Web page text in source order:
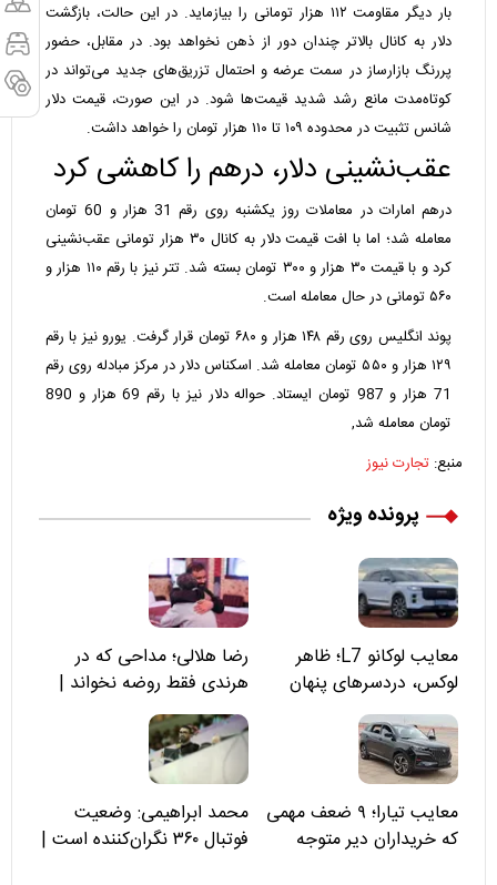
بار دیگر مقاومت ۱۱۲ هزار تومانی را بیازماید. در این حالت، بازگشت
دلار به کانال بالاتر چندان دور از ذهن نخواهد بود. در مقابل، حضور
پررنگ بازارساز در سمت عرضه و احتمال تزریق‌های جدید می‌تواند در
کوتاه‌مدت مانع رشد شدید قیمت‌ها شود. در این صورت، قیمت دلار
شانس تثبیت در محدوده ۱۰۹ تا ۱۱۰ هزار تومان را خواهد داشت.
عقب‌نشینی دلار، درهم را کاهشی کرد
درهم امارات
در معاملات روز یکشنبه روی رقم 31 هزار و 60 تومان
معامله شد؛ اما با افت قیمت دلار به کانال ۳۰ هزار تومانی عقب‌نشینی
کرد و با قیمت ۳۰ هزار و ۳۰۰ تومان بسته شد. تتر نیز با رقم ۱۱۰ هزار و
۵۶۰ تومانی در حال معامله است.
پوند انگلیس روی رقم ۱۴۸ هزار و ۶۸۰ تومان قرار گرفت. یورونیز با رقم
۱۲۹ هزار و ۵۵۰ تومان معامله شد. اسکناس دلار در مرکز مبادله روی رقم
71 هزار و 987 تومان ایستاد. حواله دلار نیز با رقم 69 هزار و 890
تومان معامله شد,
منبع: تجارت نیوز
پرونده ویژه
معایب لوکانو L7؛ ظاهر
لوکس، دردسرهای پنهان
رضا هلالی؛ مداحی که در
هرندی فقط روضه نخواند |
مسئولان «تکیه‌گاه آقا مرتضی
علی(ع)» را جدی‌تر ببینند
معایب تیارا؛ ۹ ضعف مهمی
که خریداران دیر متوجه
محمد ابراهیمی: وضعیت
فوتبال ۳۶۰ نگران‌کننده است |